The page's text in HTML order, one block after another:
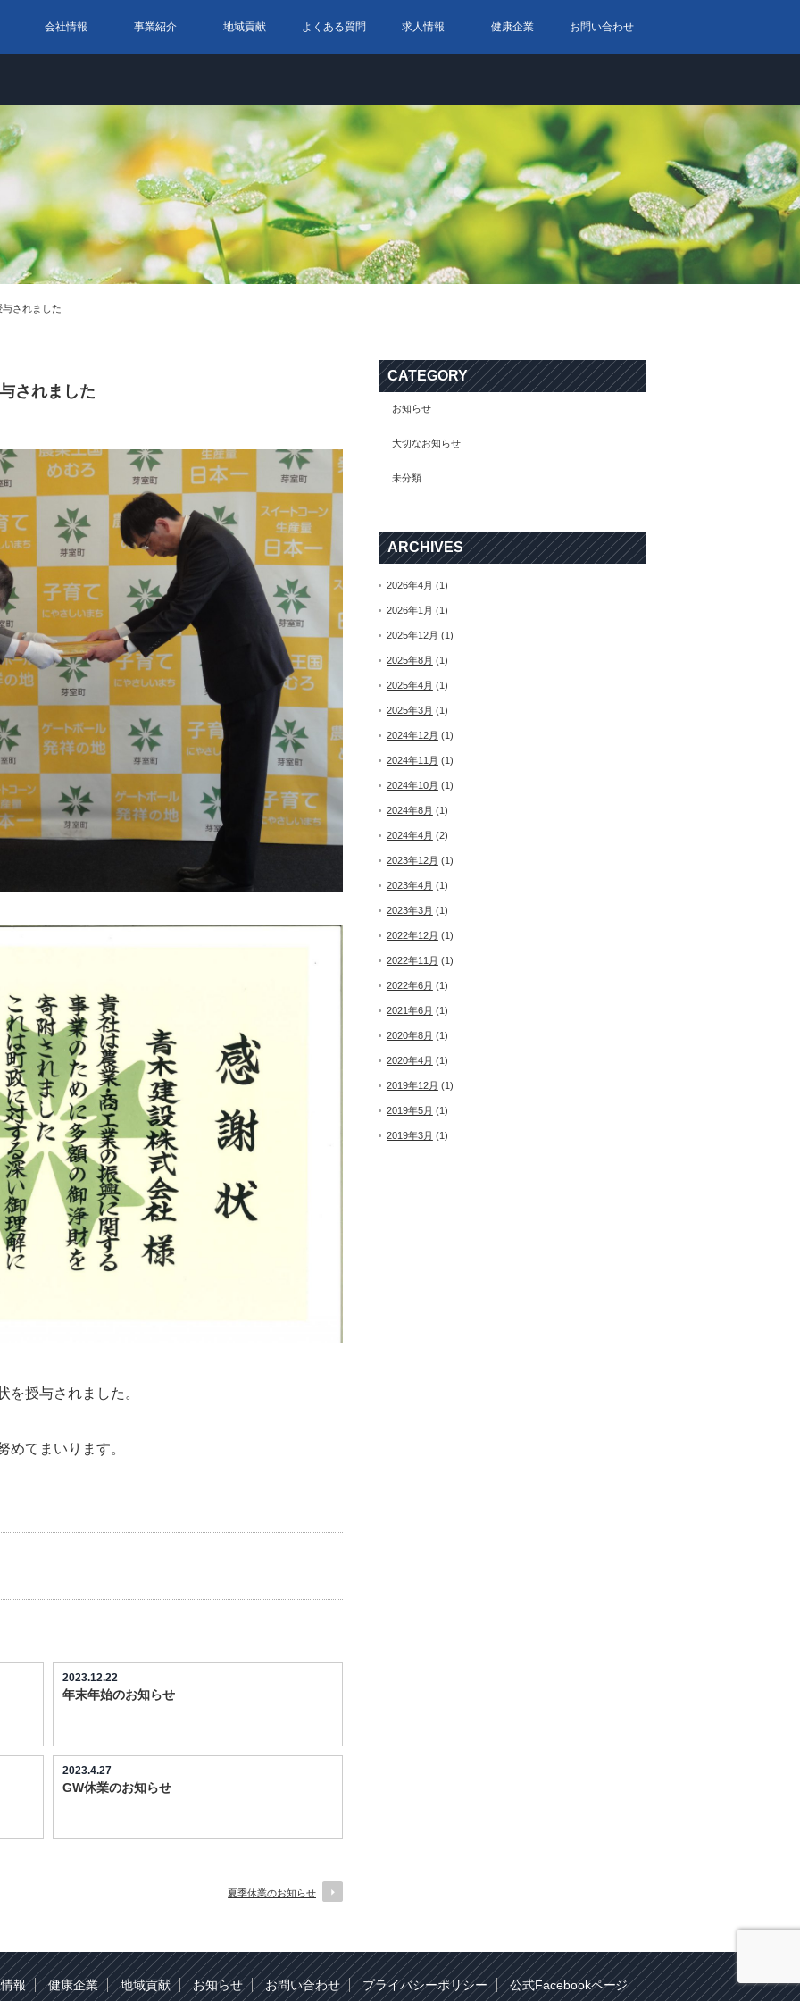
会社情報 事業紹介 地域貢献 よくある質問 求人情報 健康企業 お問い合わせ
されました
されました
を授与されました。
めてまいります。
2023.12.22
年末年始のお知らせ
2023.4.27
GW休業のお知らせ
夏季休業のお知らせ
CATEGORY
お知らせ
大切なお知らせ
未分類
ARCHIVES
2026年4月 (1)
2026年1月 (1)
2025年12月 (1)
2025年8月 (1)
2025年4月 (1)
2025年3月 (1)
2024年12月 (1)
2024年11月 (1)
2024年10月 (1)
2024年8月 (1)
2024年4月 (2)
2023年12月 (1)
2023年4月 (1)
2023年3月 (1)
2022年12月 (1)
2022年11月 (1)
2022年6月 (1)
2021年6月 (1)
2020年8月 (1)
2020年4月 (1)
2019年12月 (1)
2019年5月 (1)
2019年3月 (1)
報 健康企業 地域貢献 お知らせ お問い合わせ プライバシーポリシー 公式Facebookページ